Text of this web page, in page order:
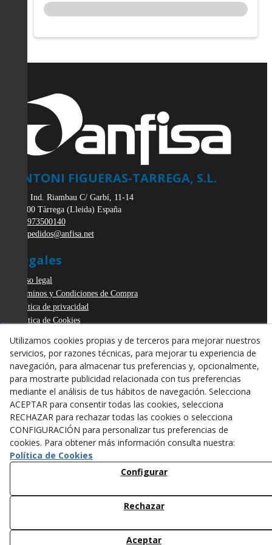
ANTONI FIGUERAS-TARREGA, S.L.
Pol. Ind. Riambau C/ Garbí, 11-14
25300 Tàrrega (Lleida) España
973500140
pedidos@anfisa.net
Legales
Aviso legal
Términos y Condiciones de Compra
Política de privacidad
Política de Cookies
Derecho de desistimiento
derechos reservados.
Utilizamos cookies propias y de terceros para mejorar nuestros
servicios, por razones técnicas, para mejorar tu experiencia de
navegación, para almacenar tus preferencias y, opcionalmente,
para mostrarte publicidad relacionada con tus preferencias
mediante el análisis de tus hábitos de navegación. Selecciona
ACEPTAR para consentir todas las cookies, selecciona
RECHAZAR para rechazar todas las cookies o selecciona
CONFIGURACIÓN para personalizar tus preferencias de
cookies. Para obtener más información consulta nuestra:
Política de Cookies
Configurar
Rechazar
Aceptar